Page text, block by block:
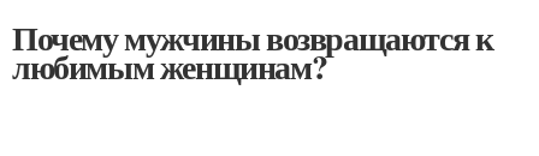
Почему мужчины возвращаются к
любимым женщинам?